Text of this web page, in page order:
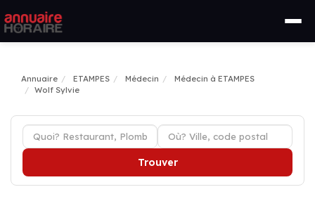
Annuaire ETAMPES Médecin
Médecin à ETAMPES
Wolf Sylvie
Trouver